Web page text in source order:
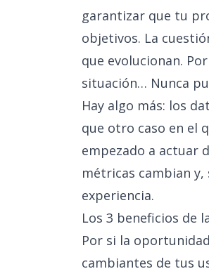
garantizar que tu
objetivos. La
que evolucionan.
situación… Nunca
Hay algo más: los
que otro caso en el
empezado a actuar
métricas cambian
experiencia.
Los 3 beneficios de
Por si la
cambiantes de tus